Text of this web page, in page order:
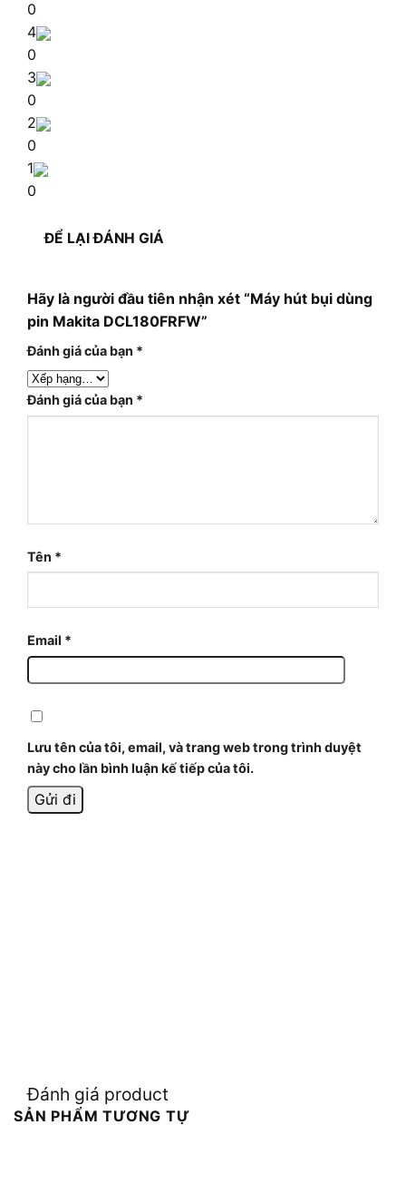
0
4
0
3
0
2
0
1
0
ĐỂ LẠI ĐÁNH GIÁ
Hãy là người đầu tiên nhận xét “Máy hút bụi dùng
pin Makita DCL180FRFW”
Đánh giá của bạn *
Đánh giá của bạn *
Tên *
Email *
Lưu tên của tôi, email, và trang web trong trình duyệt
này cho lần bình luận kế tiếp của tôi.
Đánh giá product
SẢN PHẨM TƯƠNG TỰ